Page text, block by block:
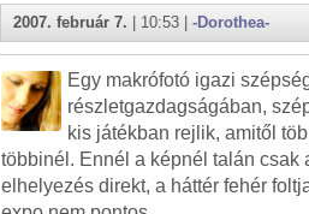
2007. február 7. | 10:53 | -Dorothea-
Egy makrófotó igazi
részletgazdagságában,
kis játékban rejlik, amitől
többinél. Ennél a képnél talán csak
elhelyezés direkt, a háttér fehér